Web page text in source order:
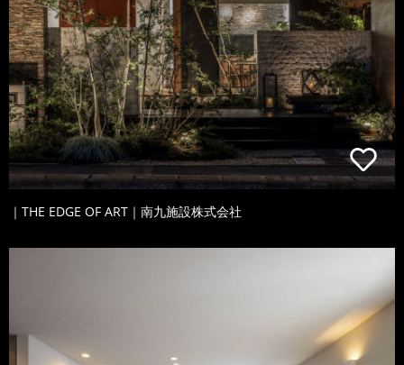
｜THE EDGE OF ART｜南九施設株式会社